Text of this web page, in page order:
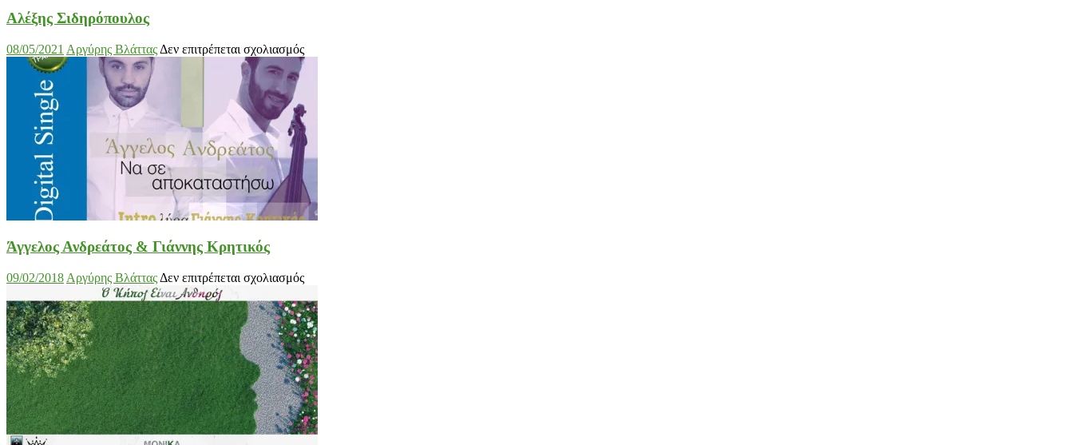
Αλέξης Σιδηρόπουλος
08/05/2021 Αργύρης Βλάττας Δεν επιτρέπεται σχολιασμόςστο
Αλέξης
Άγγελος Ανδρεάτος & Γιάννης Κρητικός
09/02/2018 Αργύρης Βλάττας Δεν επιτρέπεται σχολιασμόςστο
Ανδρεάτος
&
Γιάννης
Κρητικός